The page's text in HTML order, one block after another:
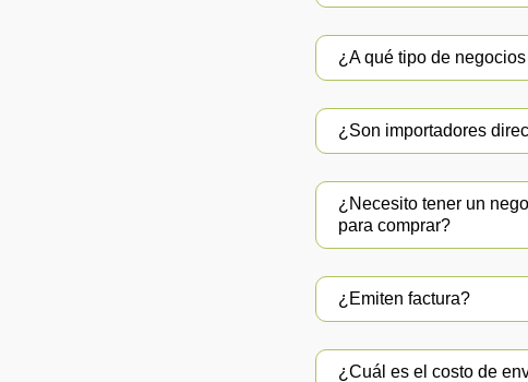
¿A qué tipo de
¿Son importadores
¿Necesito tener un
para comprar?
¿Emiten factura?
¿Cuál es el costo de